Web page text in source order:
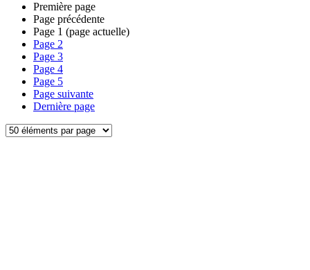
Première page
Page précédente
Page 1 (page actuelle)
Page 2
Page 3
Page 4
Page 5
Page suivante
Dernière page